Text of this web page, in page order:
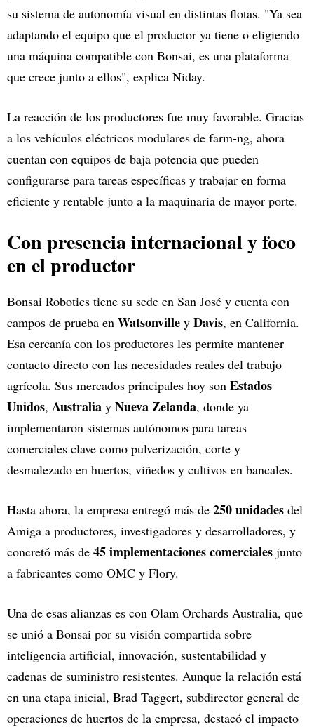
su sistema de autonomía visual en distintas flotas. "Ya sea
adaptando el equipo que el productor ya tiene o eligiendo
una máquina compatible con Bonsai, es una plataforma
que crece junto a ellos", explica Niday.
La reacción de los productores fue muy favorable. Gracias
a los vehículos eléctricos modulares de farm-ng, ahora
cuentan con equipos de baja potencia que pueden
configurarse para tareas específicas y trabajar en forma
eficiente y rentable junto a la maquinaria de mayor porte.
Con presencia internacional y foco
en el productor
Bonsai Robotics tiene su sede en San José y cuenta con
campos de prueba en Watsonville y Davis, en California.
Esa cercanía con los productores les permite mantener
contacto directo con las necesidades reales del trabajo
agrícola. Sus mercados principales hoy son Estados
Unidos, Australia y Nueva Zelanda, donde ya
implementaron sistemas autónomos para tareas
comerciales clave como pulverización, corte y
desmalezado en huertos, viñedos y cultivos en bancales.
Hasta ahora, la empresa entregó más de 250 unidades del
Amiga a productores, investigadores y desarrolladores, y
concretó más de 45 implementaciones comerciales junto
a fabricantes como OMC y Flory.
Una de esas alianzas es con Olam Orchards Australia, que
se unió a Bonsai por su visión compartida sobre
inteligencia artificial, innovación, sustentabilidad y
cadenas de suministro resistentes. Aunque la relación está
en una etapa inicial, Brad Taggert, subdirector general de
operaciones de huertos de la empresa, destacó el impacto